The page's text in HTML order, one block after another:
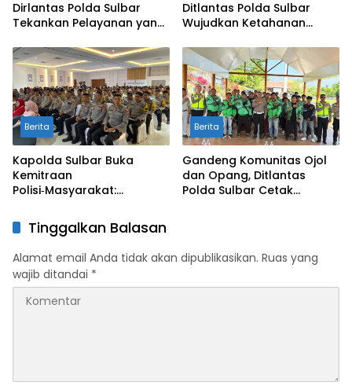
Kekeringan
Dirlantas Polda Sulbar
Tekankan Pelayanan yang
Menyentuh Hati
Ditlantas Polda Sulbar
Wujudkan Ketahanan
untuk Masyarakat
Berita
Kapolda Sulbar Buka
Kemitraan
Polisi‑Masyarakat:
Berita
Gandeng Komunitas Ojol
dan Opang, Ditlantas
Polda Sulbar Cetak
Tinggalkan Balasan
Alamat email Anda tidak akan dipublikasikan. Ruas yang
wajib ditandai *